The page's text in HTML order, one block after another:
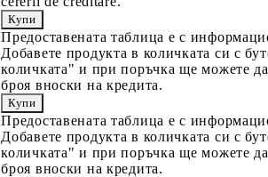
Предоставената таблица е с
Добавете продукта в количката си с
количката" и при поръчка ще можете да
броя вноски на кредита.
Предоставената таблица е с
Добавете продукта в количката си с
количката" и при поръчка ще можете да
броя вноски на кредита.